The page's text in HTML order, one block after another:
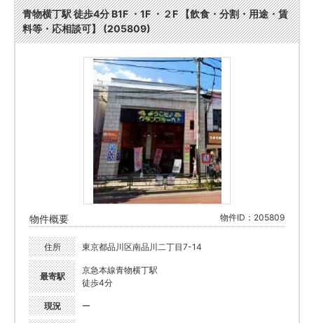
青物横丁駅 徒歩4分 B1F ・1F ・２F 【飲食・分割・用途・賃
料等・応相談可】 (205809)
物件概要 物件ID：205809
住所 東京都品川区南品川二丁目7-14
最寄駅
京急本線青物横丁駅
徒歩4分
現況 ー